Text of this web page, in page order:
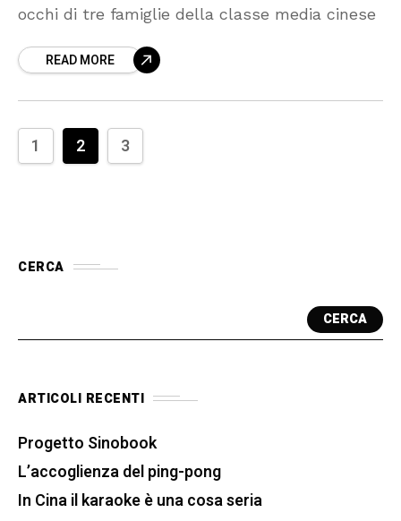
occhi di tre famiglie della classe media cinese
READ MORE
1 2 3
CERCA
CERCA
ARTICOLI RECENTI
Progetto Sinobook
L’accoglienza del ping-pong
In Cina il karaoke è una cosa seria